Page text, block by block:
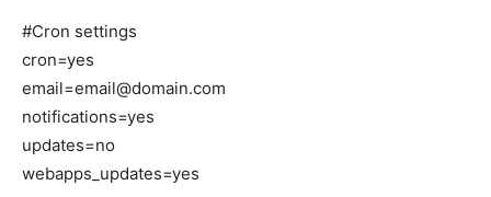
#Cron settings
cron=yes
email=email@domain.com
notifications=yes
updates=no
webapps_updates=yes